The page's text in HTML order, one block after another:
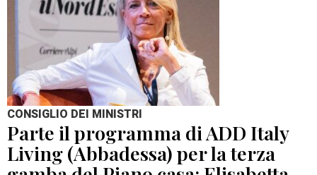
CONSIGLIO DEI MINISTRI
Parte il programma di ADD Italy
Living (Abbadessa) per la terza